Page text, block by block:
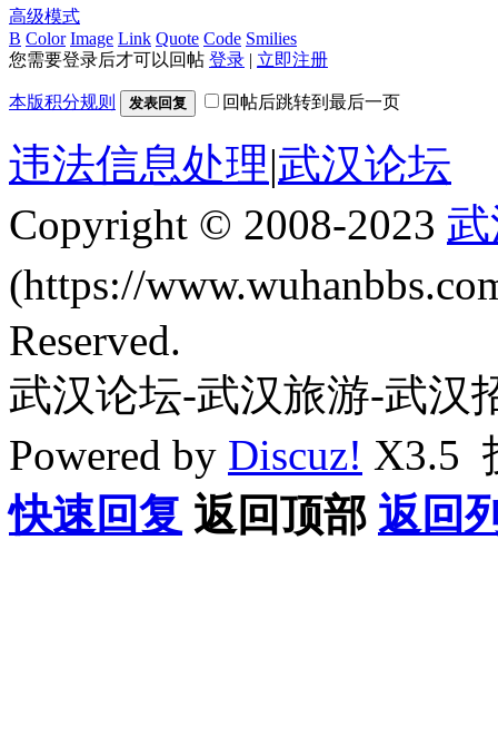
高级模式
B Color Image Link Quote Code Smilies
您需要登录后才可以回帖 登录 | 立即注册
本版积分规则 发表回复 回帖后跳转到最后一页
违法信息处理|武汉论坛
Copyright © 2008-2023
(https://
Reserved.
武汉论坛-武汉旅游-武汉
Powered by Discuz! X3.5
快速回复 返回顶部 返回